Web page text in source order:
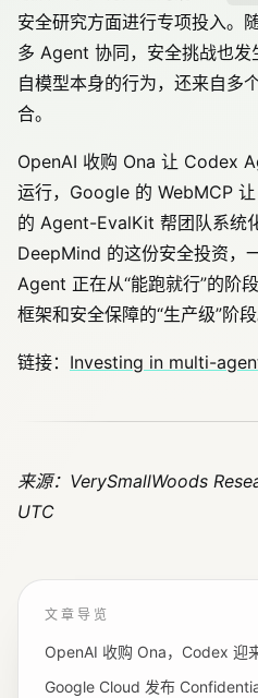
安全研究方面进行专项投入。
多 Agent 协同，安全挑战也
自模型本身的行为，还来自多
合。
OpenAI 收购 Ona 让 Codex
运行，Google 的 WebMCP
的 Agent-EvalKit 帮团队系统
DeepMind 的这份安全投资，
Agent 正在从“能跑就行”的阶
框架和安全保障的“生产级”阶段
链接： Investing in multi-
来源：VerySmallWoods
UTC
文章导览
OpenAI 收购 Ona，Codex 迎
Google Cloud 发布